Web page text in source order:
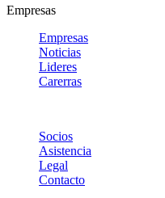
Empresas
Empresas
Noticias
Lideres
Carerras
Socios
Asistencia
Legal
Contacto